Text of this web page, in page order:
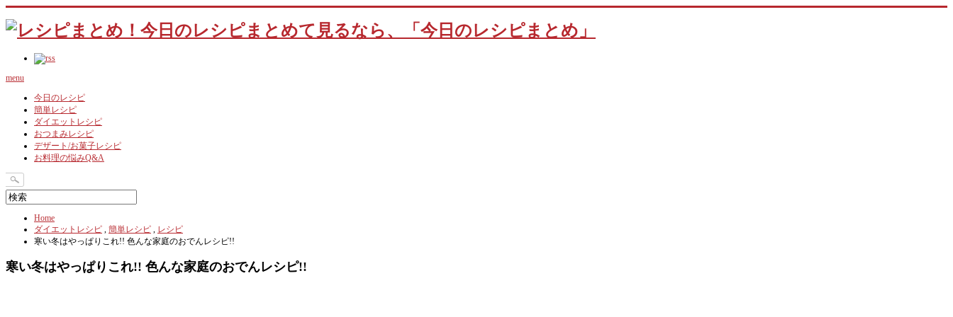
menu
今日のレシピ
簡単レシピ
ダイエットレシピ
おつまみレシピ
デザート/お菓子レシピ
お料理の悩みQ&A
Home
ダイエットレシピ , 簡単レシピ , レシピ
寒い冬はやっぱりこれ!! 色んな家庭のおでんレシピ!!
寒い冬はやっぱりこれ!! 色んな家庭のおでんレシピ!!